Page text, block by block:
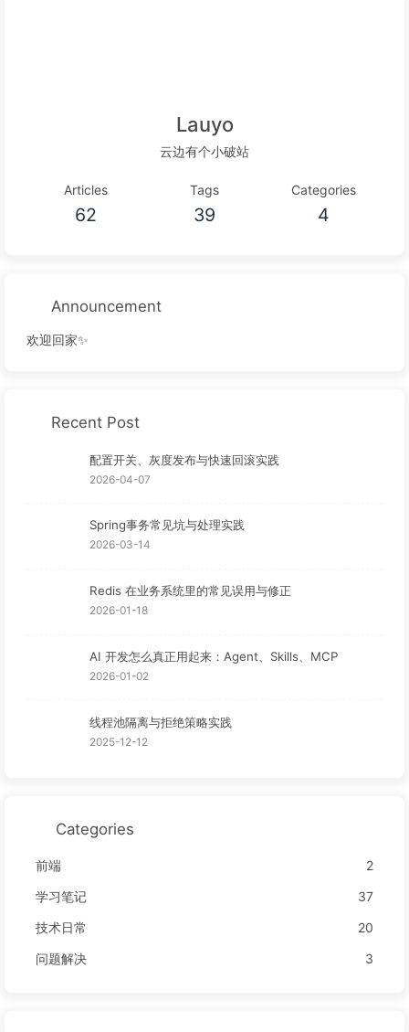
Lauyo
云边有个小破站
Articles
62
Tags
39
Categories
4
Announcement
欢迎回家✨
Recent Post
配置开关、灰度发布与快速回滚实践
2026-04-07
Spring事务常见坑与处理实践
2026-03-14
Redis 在业务系统里的常见误用与修正
2026-01-18
AI 开发怎么真正用起来：Agent、Skills、MCP
2026-01-02
线程池隔离与拒绝策略实践
2025-12-12
Categories
前端
2
学习笔记
37
技术日常
20
问题解决
3